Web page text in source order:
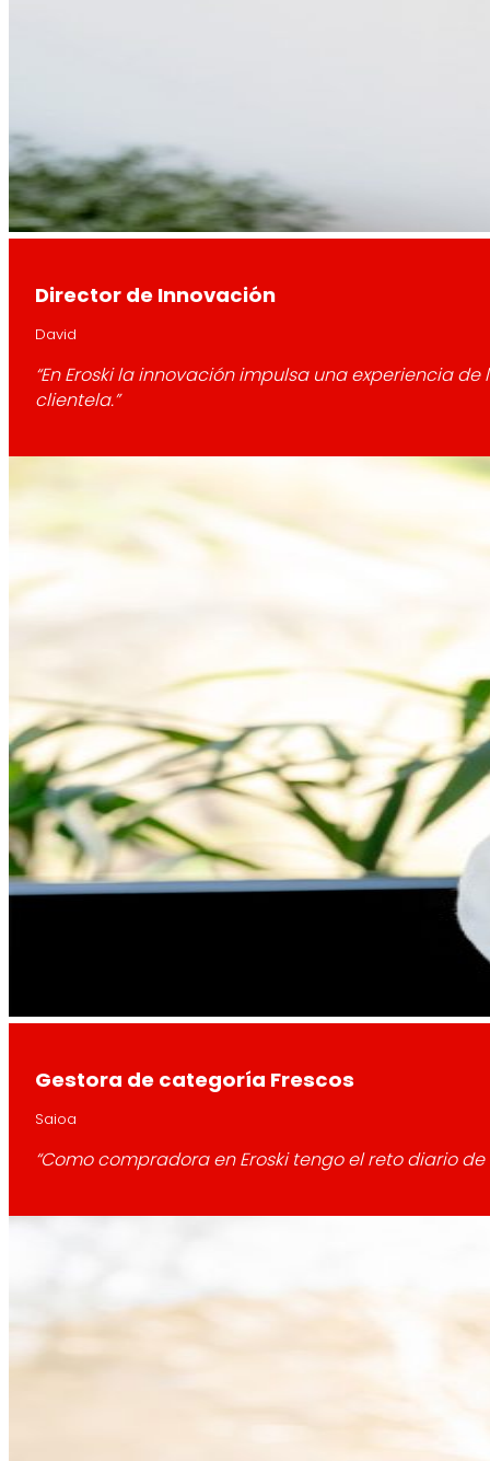
Director de Innovación
David
“En Eroski la innovación impulsa una experiencia
clientela.”
Gestora de categoría Frescos
Saioa
“Como compradora en Eroski tengo el reto diario